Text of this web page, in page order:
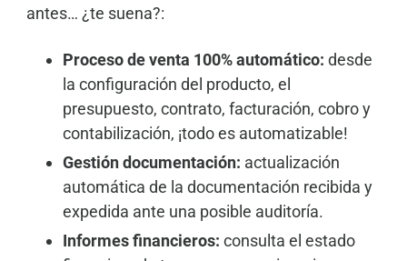
antes… ¿te suena?:
Proceso de venta 100% automático: desde
la configuración del producto, el
presupuesto, contrato, facturación, cobro y
contabilización, ¡todo es automatizable!
Gestión documentación: actualización
automática de la documentación recibida y
expedida ante una posible auditoría.
Informes financieros: consulta el estado